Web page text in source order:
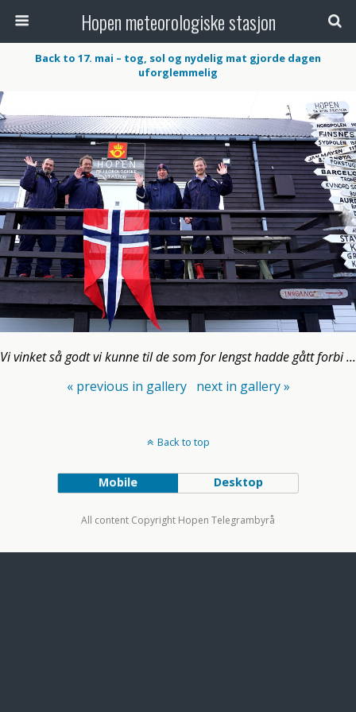
Hopen meteorologiske stasjon
Back to 17. mai – tog, sol og nydelig mat gjorde dagen
uforglemmelig
Vi vinket så godt vi kunne til de som for lengst hadde gått forbi ...
« previous in gallery
next in gallery »
Back to top
Mobile Desktop
All content Copyright Hopen Telegrambyrå